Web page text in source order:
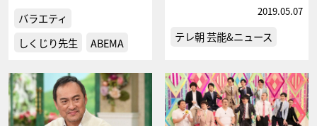
バラエティ
しくじり先生
ABEMA
2019.05.07
テレ朝 芸能&ニュース